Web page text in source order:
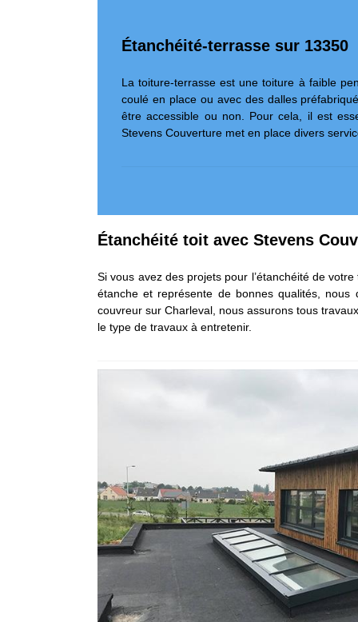
Étanchéité-terrasse sur 13350
La toiture-terrasse est une toiture à faible
coulé en place ou avec des dalles
être accessible ou non. Pour cela, il est
Stevens Couverture met en place divers
Étanchéité toit avec Stevens
Si vous avez des projets pour l’étanchéité de
étanche et représente de bonnes qualités,
couvreur sur Charleval, nous assurons tous
le type de travaux à entretenir.